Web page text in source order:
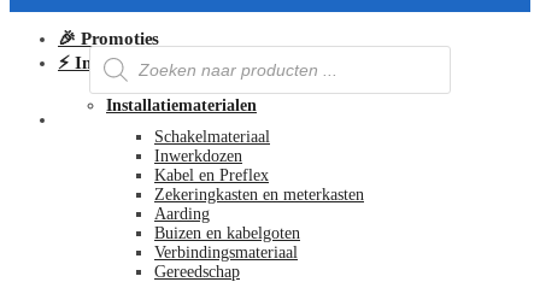
Producten
zoeken
🎉 Promoties
⚡ Installatiematerialen
Installatiematerialen
Schakelmateriaal
Inwerkdozen
Kabel en Preflex
Zekeringkasten en meterkasten
Aarding
Buizen en kabelgoten
Verbindingsmateriaal
Gereedschap